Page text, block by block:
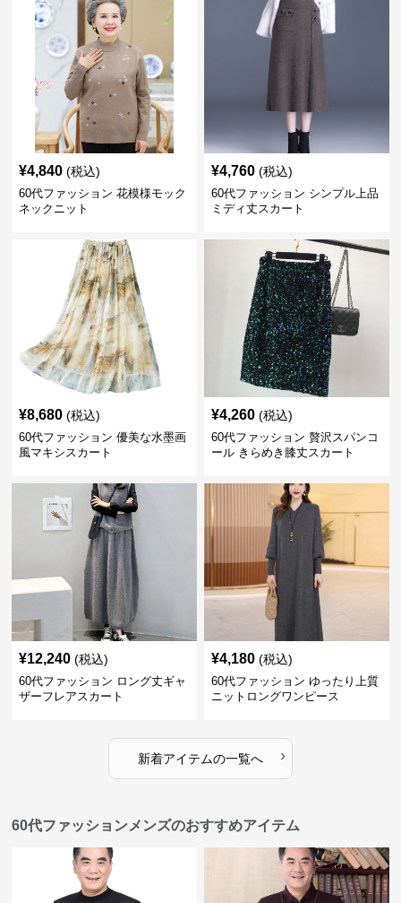
¥4,840 (税込)
60代ファッション 花模様モック
ネックニット
¥4,760 (税込)
60代ファッション シンプル上品
ミディ丈スカート
¥8,680 (税込)
60代ファッション 優美な水墨画
風マキシスカート
¥4,260 (税込)
60代ファッション 贅沢スパンコ
ール きらめき膝丈スカート
¥12,240 (税込)
60代ファッション ロング丈ギャ
ザーフレアスカート
¥4,180 (税込)
60代ファッション ゆったり上質
ニットロングワンピース
新着アイテムの一覧へ ›
60代ファッションメンズのおすすめアイテム